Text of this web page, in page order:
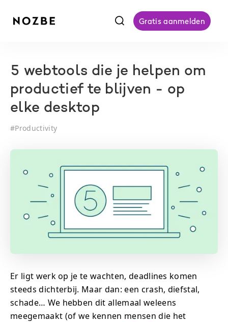
f Gratis aanmelden
5 webtools die je helpen om
productief te blijven - op
elke desktop
#Productivity
Er ligt werk op je te wachten, deadlines komen
steeds dichterbij. Maar dan: een crash, diefstal,
schade… We hebben dit allemaal weleens
meegemaakt (of we kennen mensen die het